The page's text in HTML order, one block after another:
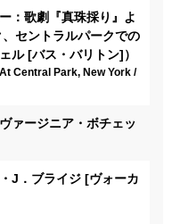
：歌劇『真珠採り』よ
セントラルパークでの
ル [バス・バリトン]）
Central Park, New York /
ァージニア・ボチェッ
J．ブライジ [ヴォーカ